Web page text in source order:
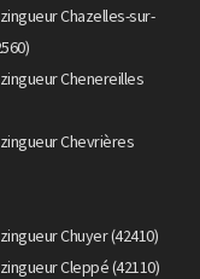
Chazelles-sur-
Chenereilles
Chevrières
Chuyer (42410)
Cleppé (42110)